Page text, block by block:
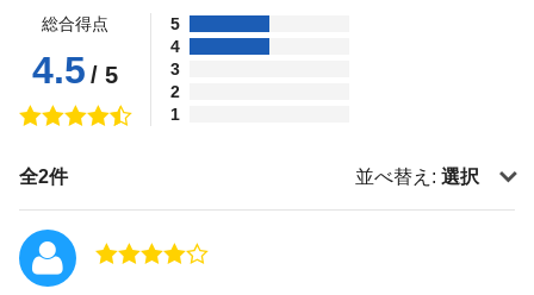
総合得点
4.5 / 5
5
4
3
2
1
全2件 並べ替え: 選択